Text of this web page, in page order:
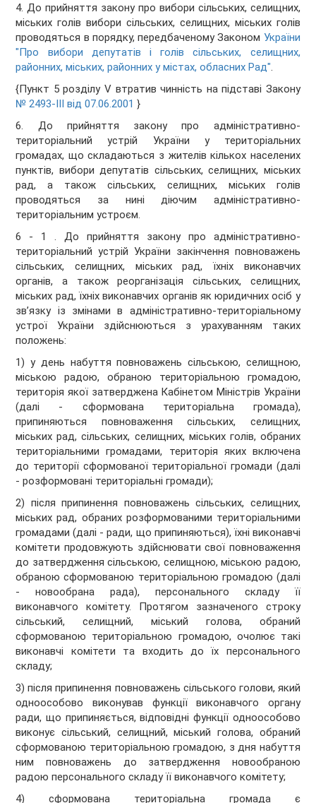
4. До прийняття закону про вибори сільських, селищних,
міських голів вибори сільських, селищних, міських голів
проводяться в порядку, передбаченому Законом України
"Про вибори депутатів і голів сільських, селищних,
районних, міських, районних у містах, обласних Рад".
{Пункт 5 розділу V втратив чинність на підставі Закону
№ 2493-III від 07.06.2001 }
6. До прийняття закону про адміністративно-
територіальний устрій України у територіальних
громадах, що складаються з жителів кількох населених
пунктів, вибори депутатів сільських, селищних, міських
рад, а також сільських, селищних, міських голів
проводяться за нині діючим адміністративно-
територіальним устроєм.
6 - 1 . До прийняття закону про адміністративно-
територіальний устрій України закінчення повноважень
сільських, селищних, міських рад, їхніх виконавчих
органів, а також реорганізація сільських, селищних,
міських рад, їхніх виконавчих органів як юридичних осіб у
зв’язку із змінами в адміністративно-територіальному
устрої України здійснюються з урахуванням таких
положень:
1) у день набуття повноважень сільською, селищною,
міською радою, обраною територіальною громадою,
територія якої затверджена Кабінетом Міністрів України
(далі - сформована територіальна громада),
припиняються повноваження сільських, селищних,
міських рад, сільських, селищних, міських голів, обраних
територіальними громадами, територія яких включена
до території сформованої територіальної громади (далі
- розформовані територіальні громади);
2) після припинення повноважень сільських, селищних,
міських рад, обраних розформованими територіальними
громадами (далі - ради, що припиняються), їхні виконавчі
комітети продовжують здійснювати свої повноваження
до затвердження сільською, селищною, міською радою,
обраною сформованою територіальною громадою (далі
- новообрана рада), персонального складу її
виконавчого комітету. Протягом зазначеного строку
сільський, селищний, міський голова, обраний
сформованою територіальною громадою, очолює такі
виконавчі комітети та входить до їх персонального
складу;
3) після припинення повноважень сільського голови, який
одноособово виконував функції виконавчого органу
ради, що припиняється, відповідні функції одноособово
виконує сільський, селищний, міський голова, обраний
сформованою територіальною громадою, з дня набуття
ним повноважень до затвердження новообраною
радою персонального складу її виконавчого комітету;
4) сформована територіальна громада є